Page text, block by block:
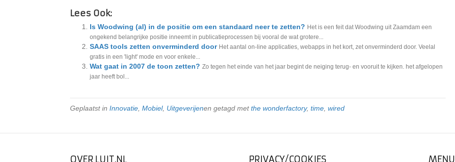
Lees Ook:
Is Woodwing (al) in de positie om een standaard neer te zetten? Het is een feit dat Woodwing uit Zaamdam een
ongekend belangrijke positie inneemt in publicatieprocessen bij vooral de wat grotere...
SAAS tools zetten onverminderd door Het aantal on-line applicaties, webapps in het kort, zet onverminderd door. Veelal
gratis in een 'light' mode en voor enkele...
Wat gaat in 2007 de toon zetten? Zo tegen het einde van het jaar begint de neiging terug- en vooruit te kijken. het afgelopen
jaar heeft bol...
Geplaatst in Innovatie Mobiel, Uitgeverijenen getagd metthe wonderfactory, time wired
OVER LUIT.NL PRIVACY/COOKIES MENU